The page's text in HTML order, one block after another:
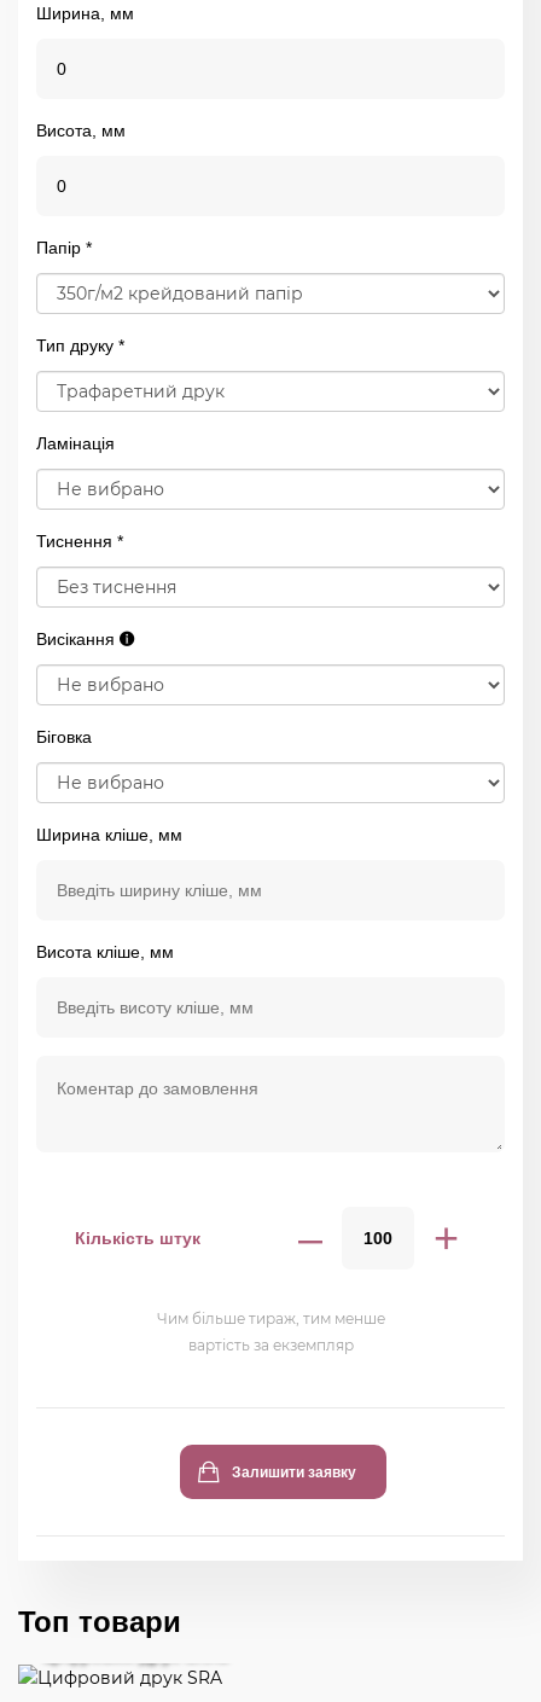
Ширина, мм
Висота, мм
Папір *
Тип друку *
Ламінація
Тиснення *
Висікання
Біговка
Ширина кліше, мм
Висота кліше, мм
Кількість штук – +
Чим більше тираж, тим менше
вартість за екземпляр
Залишити заявку
Топ товари